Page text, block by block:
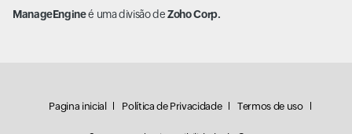
ManageEngineé uma divisão deZoho Corp.
Pagina inicial Política de Privacidade Termos de uso